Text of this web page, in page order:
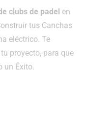
clubs de padel en
tus Canchas
eléctrico. Te
proyecto, para que
un Éxito.